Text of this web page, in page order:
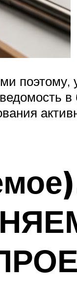
поэтому,